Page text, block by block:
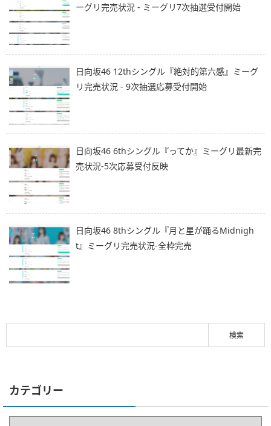
ーグリ完売状況 - ミーグリ7次抽選受付開始
日向坂46 12thシングル『絶対的第六感』ミーグ
リ完売状況 - 9次抽選応募受付開始
日向坂46 6thシングル『ってか』ミーグリ最新完
売状況-5次応募受付反映
日向坂46 8thシングル『月と星が踊るMidnigh
t』ミーグリ完売状況-全枠完売
カテゴリー